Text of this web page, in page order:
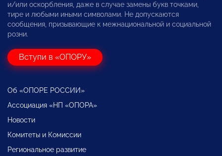
и/или оскорбления, даже в случае замены букв точками,
тире и любыми иными символами. Не допускаются
сообщения, призывающие к межнациональной и социальной
розни.
Вступи в «ОПОРУ»
Об «ОПОРЕ РОССИИ»
Ассоциация «НП «ОПОРА»
Новости
Комитеты и Комиссии
Региональное развитие